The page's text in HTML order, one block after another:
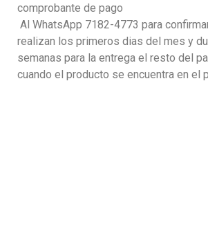
comprobante de pago
Al WhatsApp 7182-4773 para
realizan los primeros dias del mes y
semanas para la entrega el resto del
cuando el producto se encuentra en el